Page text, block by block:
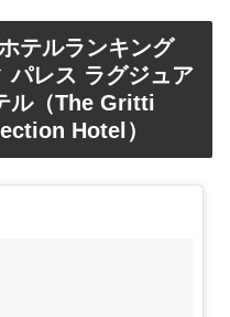
テルランキング
レス ラグジュア
ル（The Gritti
Hotel）